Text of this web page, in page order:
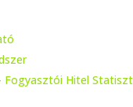
Fogyasztói Hitel